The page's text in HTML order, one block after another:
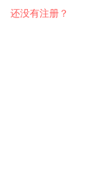
还没有注册？